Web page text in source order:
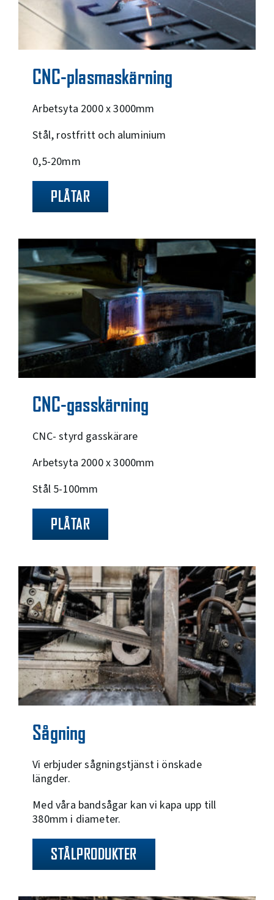
CNC-plasmaskärning
Arbetsyta 2000 x 3000mm
Stål, rostfritt och aluminium
0,5-20mm
PLÅTAR
CNC-gasskärning
CNC- styrd gasskärare
Arbetsyta 2000 x 3000mm
Stål 5-100mm
PLÅTAR
Sågning
Vi erbjuder sågningstjänst i önskade
längder.
Med våra bandsågar kan vi kapa upp till
380mm i diameter.
STÅLPRODUKTER